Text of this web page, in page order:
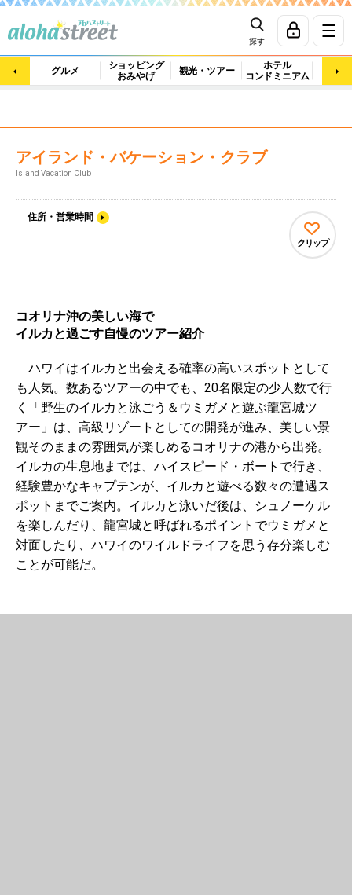
探す
グルメ
ショッピング
おみやげ
観光・ツアー
ホテル
コンドミニアム
マッ
アイランド・バケーション・クラブ
Island Vacation Club
住所・営業時間
クリップ
コオリナ沖の美しい海で
イルカと過ごす自慢のツアー紹介
ハワイはイルカと出会える確率の高いスポットとして
も人気。数あるツアーの中でも、20名限定の少人数で行
く「野生のイルカと泳ごう＆ウミガメと遊ぶ龍宮城ツ
アー」は、高級リゾートとしての開発が進み、美しい景
観そのままの雰囲気が楽しめるコオリナの港から出発。
イルカの生息地までは、ハイスピード・ボートで行き、
経験豊かなキャプテンが、イルカと遊べる数々の遭遇ス
ポットまでご案内。イルカと泳いだ後は、シュノーケル
を楽しんだり、龍宮城と呼ばれるポイントでウミガメと
対面したり、ハワイのワイルドライフを思う存分楽しむ
ことが可能だ。